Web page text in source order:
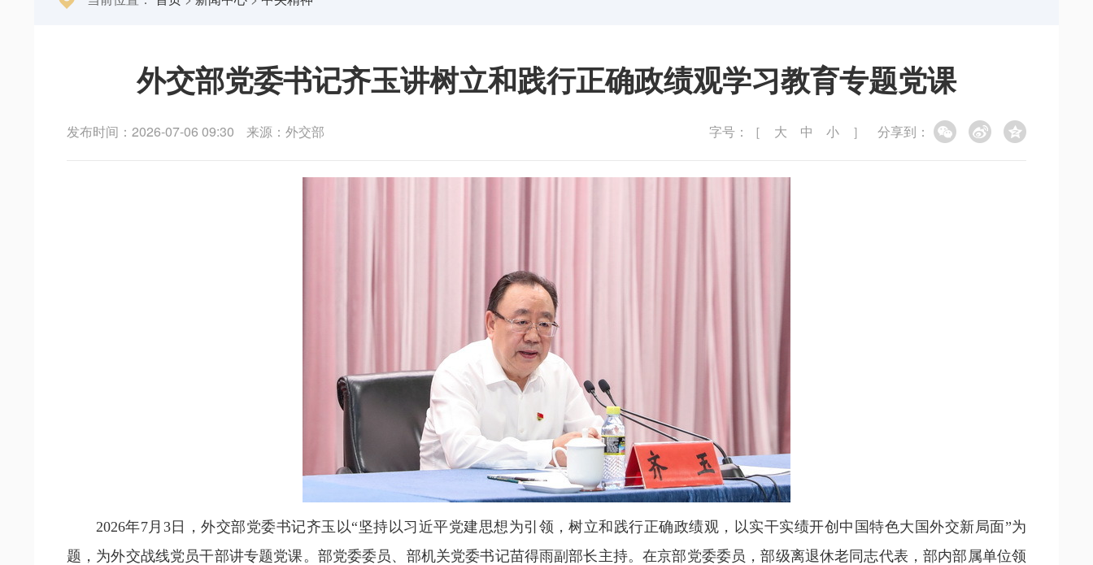
外交部党委书记齐玉讲树立和践行正确政绩观学习教育专题党课
发布时间：2026-07-06 09:30 来源：外交部 字号：［ 大 中 小 ］ 分享到：
2026年7月3日，外交部党委书记齐玉以“坚持以习近平党建思想为引领，树立和践行正确政绩观，以实干实绩开创中国特色大国外交新局面”为
题，为外交战线党员干部讲专题党课。部党委委员、部机关党委书记苗得雨副部长主持。在京部党委委员，部级离退休老同志代表，部内部属单位领